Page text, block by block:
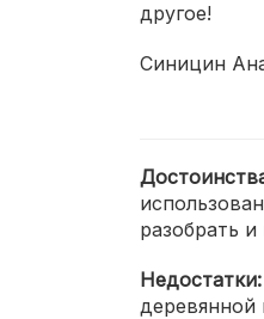
другое!
Синицин
разобрать
Недостатки: